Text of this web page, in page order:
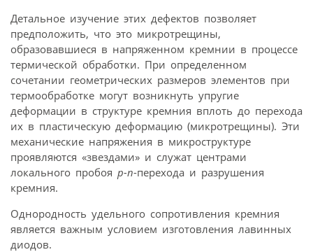
Детальное изучение этих дефектов позволяет
предположить, что это микротрещины,
образовавшиеся в напряженном кремнии в процессе
термической обработки. При определенном
сочетании геометрических размеров элементов при
термообработке могут возникнуть упругие
деформации в структуре кремния вплоть до перехода
их в пластическую деформацию (микротрещины). Эти
механические напряжения в микроструктуре
проявляются «звездами» и служат центрами
локального пробоя p-n-перехода и разрушения
кремния.
Однородность удельного сопротивления кремния
является важным условием изготовления лавинных
диодов.